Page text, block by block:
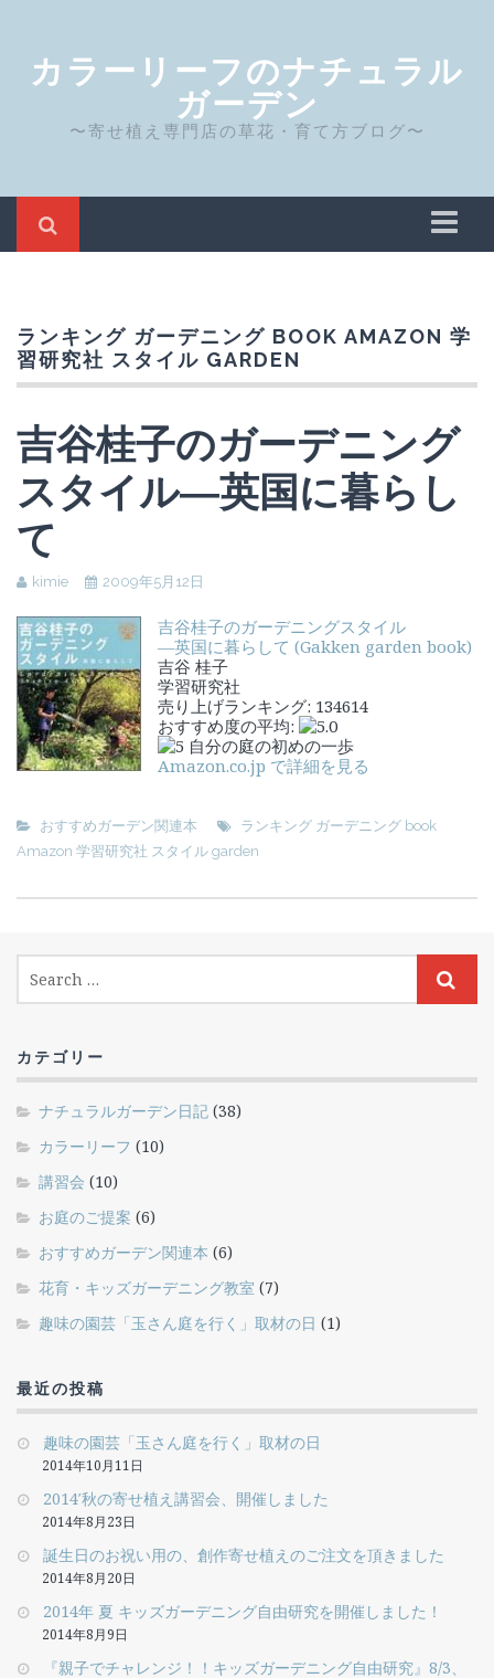
カラーリーフのナチュラル
ガーデン
〜寄せ植え専門店の草花・育て方ブログ〜
サイト運営者について
ランキング ガーデニング BOOK AMAZON 学
習研究社 スタイル GARDEN
吉谷桂子のガーデニング
スタイル―英国に暮らし
て
kimie 2009年5月12日
吉谷桂子のガーデニングスタイル
―英国に暮らして (Gakken garden book)
吉谷 桂子
学習研究社
売り上げランキング: 134614
おすすめ度の平均:
自分の庭の初めの一歩
Amazon.co.jp で詳細を見る
おすすめガーデン関連本
ランキング ガーデニング book
Amazon 学習研究社 スタイル garden
カテゴリー
ナチュラルガーデン日記 (38)
カラーリーフ (10)
講習会 (10)
お庭のご提案 (6)
おすすめガーデン関連本 (6)
花育・キッズガーデニング教室 (7)
趣味の園芸「玉さん庭を行く」取材の日 (1)
最近の投稿
趣味の園芸「玉さん庭を行く」取材の日
2014年10月11日
2014′秋の寄せ植え講習会、開催しました
2014年8月23日
誕生日のお祝い用の、創作寄せ植えのご注文を頂きました
2014年8月20日
2014年 夏 キッズガーデニング自由研究を開催しました！
2014年8月9日
『親子でチャレンジ！！キッズガーデニング自由研究』8/3、